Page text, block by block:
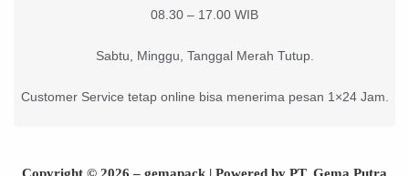
08.30 – 17.00 WIB
Sabtu, Minggu, Tanggal Merah Tutup.
Customer Service tetap online bisa menerima pesan 1×24 Jam.
Copyright © 2026 – gemapack | Powered by PT. Gema Putra